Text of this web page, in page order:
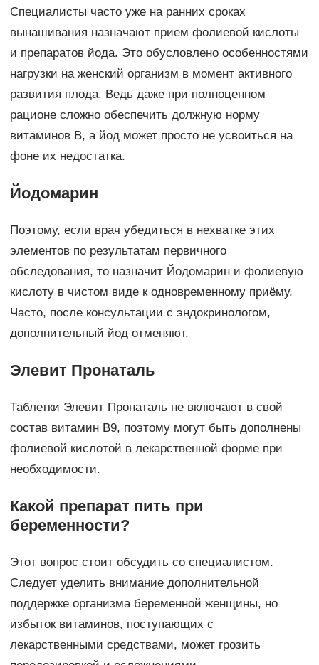
Специалисты часто уже на ранних сроках
вынашивания назначают прием фолиевой кислоты
и препаратов йода. Это обусловлено особенностями
нагрузки на женский организм в момент активного
развития плода. Ведь даже при полноценном
рационе сложно обеспечить должную норму
витаминов В, а йод может просто не усвоиться на
фоне их недостатка.
Йодомарин
Поэтому, если врач убедиться в нехватке этих
элементов по результатам первичного
обследования, то назначит Йодомарин и фолиевую
кислоту в чистом виде к одновременному приёму.
Часто, после консультации с эндокринологом,
дополнительный йод отменяют.
Элевит Пронаталь
Таблетки Элевит Пронаталь не включают в свой
состав витамин В9, поэтому могут быть дополнены
фолиевой кислотой в лекарственной форме при
необходимости.
Какой препарат пить при
беременности?
Этот вопрос стоит обсудить со специалистом.
Следует уделить внимание дополнительной
поддержке организма беременной женщины, но
избыток витаминов, поступающих с
лекарственными средствами, может грозить